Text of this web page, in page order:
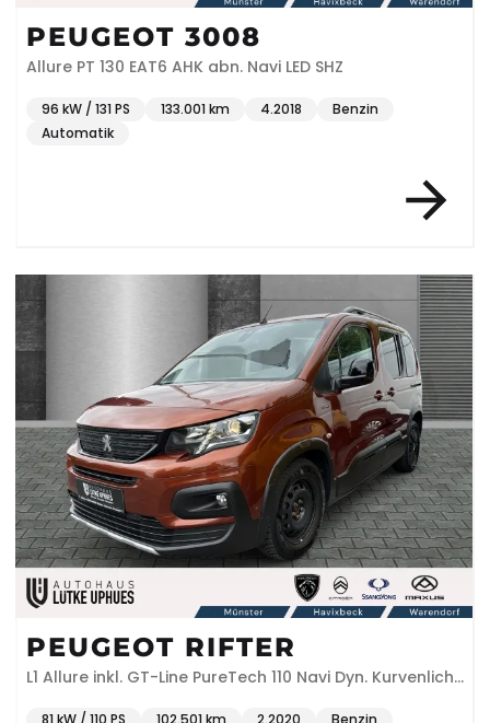
PEUGEOT 3008
Allure PT 130 EAT6 AHK abn. Navi LED SHZ
96 kW / 131 PS 133.001 km 4.2018
Benzin
Automatik
PEUGEOT RIFTER
L1 Allure inkl. GT-Line PureTech 110 Navi Dyn. Kurvenlicht
81 kW / 110 PS 102.501 km 2.2020 Benzin